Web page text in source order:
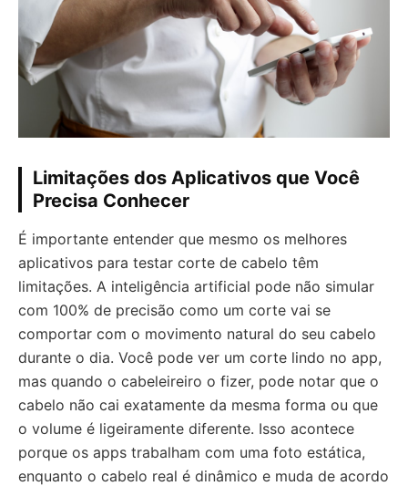
Limitações dos Aplicativos que Você
Precisa Conhecer
É importante entender que mesmo os melhores
aplicativos para testar corte de cabelo têm
limitações. A inteligência artificial pode não simular
com 100% de precisão como um corte vai se
comportar com o movimento natural do seu cabelo
durante o dia. Você pode ver um corte lindo no app,
mas quando o cabeleireiro o fizer, pode notar que o
cabelo não cai exatamente da mesma forma ou que
o volume é ligeiramente diferente. Isso acontece
porque os apps trabalham com uma foto estática,
enquanto o cabelo real é dinâmico e muda de acordo